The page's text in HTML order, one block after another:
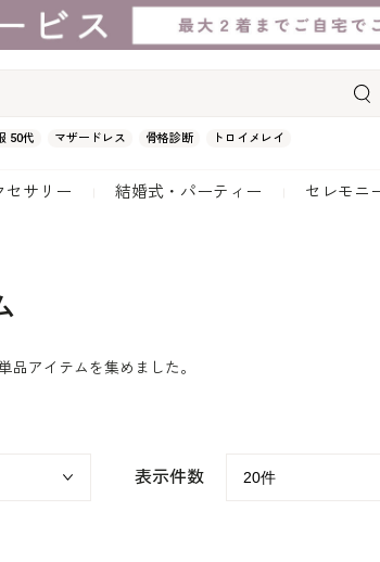
50代 マザードレス 骨格診断 トロイメレイ
セサリー 結婚式・パーティー セレモニ
アイテムを集めました。
表示件数